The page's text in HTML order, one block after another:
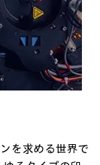
を求める世界で